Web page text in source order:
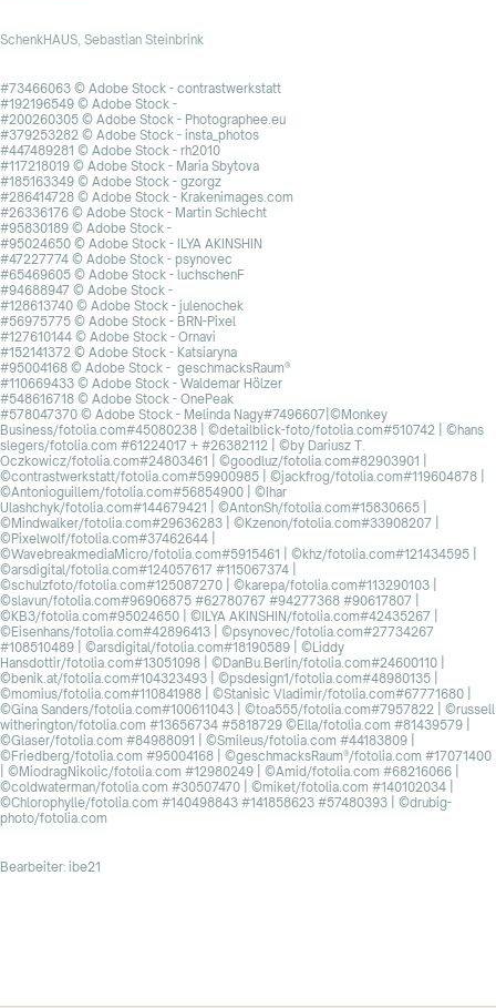
SchenkHAUS, Sebastian Steinbrink
#73466063 © Adobe Stock - contrastwerkstatt
#192196549 © Adobe Stock -
#200260305 © Adobe Stock - Photographee.eu
#379253282 © Adobe Stock - insta_photos
#447489281 © Adobe Stock - rh2010
#117218019 © Adobe Stock - Maria Sbytova
#185163349 © Adobe Stock - gzorgz
#286414728 © Adobe Stock - Krakenimages.com
#26336176 © Adobe Stock - Martin Schlecht
#95830189 © Adobe Stock -
#95024650 © Adobe Stock - ILYA AKINSHIN
#47227774 © Adobe Stock - psynovec
#65469605 © Adobe Stock - luchschenF
#94688947 © Adobe Stock -
#128613740 © Adobe Stock - julenochek
#56975775 © Adobe Stock - BRN-Pixel
#127610144 © Adobe Stock - Ornavi
#152141372 © Adobe Stock - Katsiaryna
#95004168 © Adobe Stock - geschmacksRaum®
#110669433 © Adobe Stock - Waldemar Hölzer
#548616718 © Adobe Stock - OnePeak
#578047370 © Adobe Stock - Melinda Nagy#7496607|©Monkey
Business/fotolia.com#45080238 | ©detailblick-foto/fotolia.com#510742 | ©hans
slegers/fotolia.com #61224017 + #26382112 | ©by Dariusz T.
Oczkowicz/fotolia.com#24803461 | ©goodluz/fotolia.com#82903901 |
©contrastwerkstatt/fotolia.com#59900985 | ©jackfrog/fotolia.com#119604878 |
©Antonioguillem/fotolia.com#56854900 | ©Ihar
Ulashchyk/fotolia.com#144679421 | ©AntonSh/fotolia.com#15830665 |
©Mindwalker/fotolia.com#29636283 | ©Kzenon/fotolia.com#33908207 |
©Pixelwolf/fotolia.com#37462644 |
©WavebreakmediaMicro/fotolia.com#5915461 | ©khz/fotolia.com#121434595 |
©arsdigital/fotolia.com#124057617 #115067374 |
©schulzfoto/fotolia.com#125087270 | ©karepa/fotolia.com#113290103 |
©slavun/fotolia.com#96906875 #62780767 #94277368 #90617807 |
©KB3/fotolia.com#95024650 | ©ILYA AKINSHIN/fotolia.com#42435267 |
©Eisenhans/fotolia.com#42896413 | ©psynovec/fotolia.com#27734267
#108510489 | ©arsdigital/fotolia.com#18190589 | ©Liddy
Hansdottir/fotolia.com#13051098 | ©DanBu.Berlin/fotolia.com#24600110 |
©benik.at/fotolia.com#104323493 | ©psdesign1/fotolia.com#48980135 |
©momius/fotolia.com#110841988 | ©Stanisic Vladimir/fotolia.com#67771680 |
©Gina Sanders/fotolia.com#100611043 | ©toa555/fotolia.com#7957822 | ©russell
witherington/fotolia.com #13656734 #5818729 ©Ella/fotolia.com #81439579 |
©Glaser/fotolia.com #84988091 | ©Smileus/fotolia.com #44183809 |
©Friedberg/fotolia.com #95004168 | ©geschmacksRaum®/fotolia.com #17071400
| ©MiodragNikolic/fotolia.com #12980249 | ©Amid/fotolia.com #68216066 |
©coldwaterman/fotolia.com #30507470 | ©miket/fotolia.com #140102034 |
©Chlorophylle/fotolia.com #140498843 #141858623 #57480393 | ©drubig-
photo/fotolia.com
Bearbeiter: ibe21